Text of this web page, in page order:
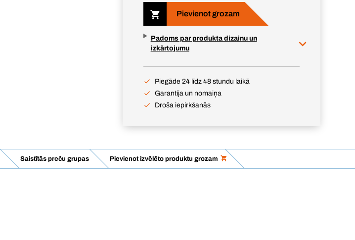
Pievienot grozam
Padoms par produkta dizainu un
izkārtojumu
Piegāde 24 līdz 48 stundu laikā
Garantija un nomaiņa
Droša iepirkšanās
Saistītās preču grupas Pievienot izvēlēto produktu grozam